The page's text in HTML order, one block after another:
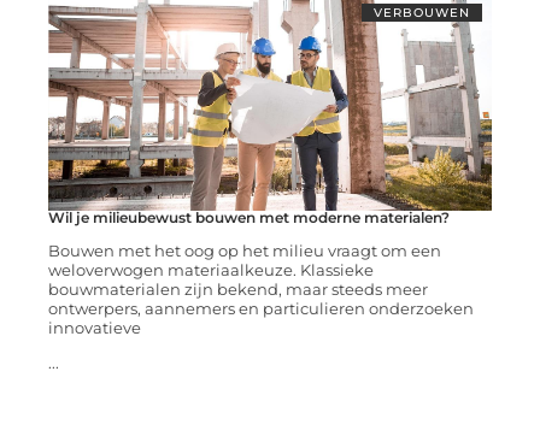
VERBOUWEN
Wil je milieubewust bouwen met moderne materialen?
Bouwen met het oog op het milieu vraagt om een
weloverwogen materiaalkeuze. Klassieke
bouwmaterialen zijn bekend, maar steeds meer
ontwerpers, aannemers en particulieren onderzoeken
innovatieve
...